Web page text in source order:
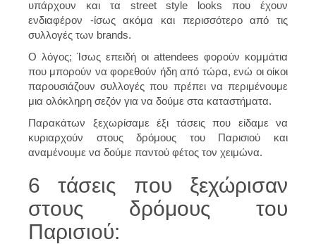
υπάρχουν και τα street style looks που έχουν
ενδιαφέρον -ίσως ακόμα και περισσότερο από τις
συλλογές των brands.
Ο λόγος; Ίσως επειδή οι attendees φορούν κομμάτια
που μπορούν να φορεθούν ήδη από τώρα, ενώ οι οίκοι
παρουσιάζουν συλλογές που πρέπει να περιμένουμε
μια ολόκληρη σεζόν για να δούμε στα καταστήματα.
Παρακάτων ξεχωρίσαμε έξι τάσεις που είδαμε να
κυριαρχούν στους δρόμους του Παρισιού και
αναμένουμε να δούμε παντού φέτος τον χειμώνα.
6 τάσεις που ξεχώρισαν
στους δρόμους του
Παρισιού: